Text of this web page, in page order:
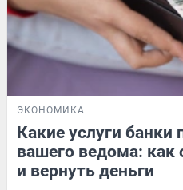
ЭКОНОМИКА
Какие услуги
вашего ведома: как
и вернуть деньги